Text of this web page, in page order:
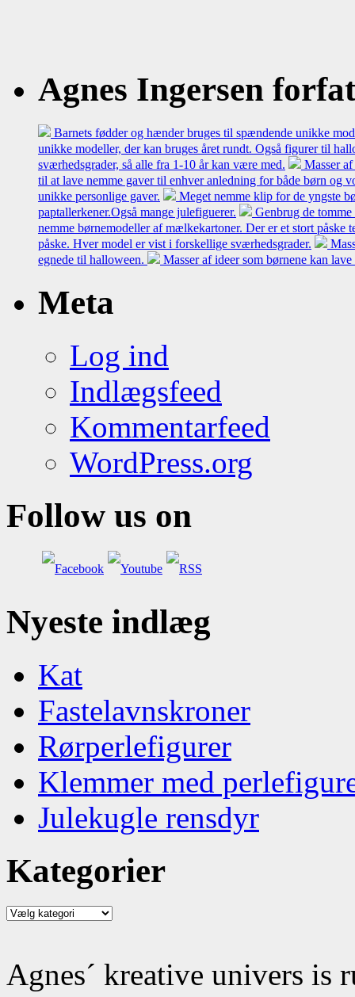
Agnes Ingersen
Barnets fødder og hænder bruges til spændende unikke
unikke modeller, der kan bruges året rundt. Også figurer til
sværhedsgrader, så alle fra 1-10 år kan være med.
Masser
til at lave nemme gaver til enhver anledning for både børn og
unikke personlige gaver.
Meget nemme klip for de yngste
paptallerkener.Også mange julefiguerer.
Genbrug de
nemme børnemodeller af mælkekartoner. Der er et stort påske
påske. Hver model er vist i forskellige sværhedsgrader.
egnede til halloween.
Masser af ideer som børnene kan
Meta
Log ind
Indlægsfeed
Kommentarfeed
WordPress.org
Follow us on
Nyeste indlæg
Kat
Fastelavnskroner
Rørperlefigurer
Klemmer med
Julekugle rensdyr
Kategorier
Kategorier
Agnes´ kreative univers